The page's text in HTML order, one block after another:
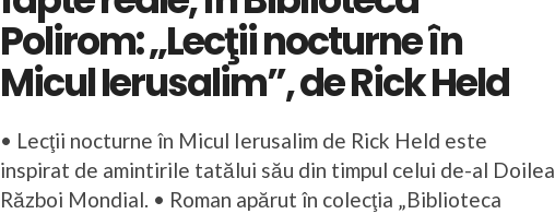
Polirom: „Lecţii nocturne în
Micul Ierusalim”, de Rick Held
• Lecţii nocturne în Micul Ierusalim de Rick Held este
inspirat de amintirile tatălui său din timpul celui de-al Doilea
Război Mondial. • Roman apărut în colecţia „Biblioteca